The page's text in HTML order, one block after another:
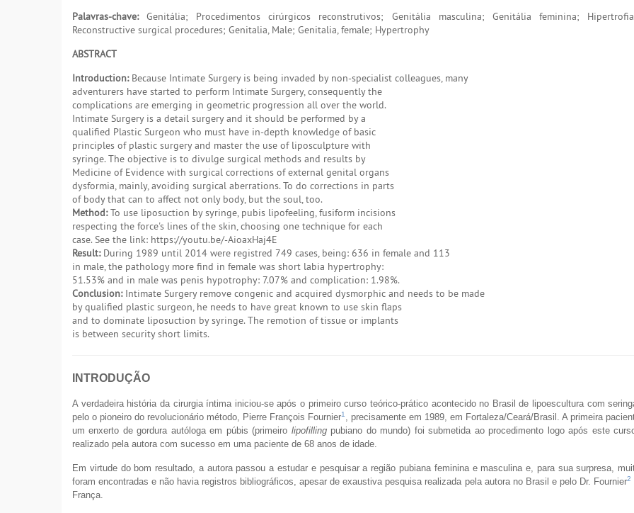
Palavras-chave:Genitália; Procedimentos cirúrgicos reconstrutivos; Genitália masculina; Genitália feminina;
Reconstructive surgical procedures; Genitalia, Male; Genitalia, female; Hypertrophy
ABSTRACT
Introduction:Because Intimate Surgery is being invaded by non-specialist colleagues, many
adventurers have started to perform Intimate Surgery, consequently the
complications are emerging in geometric progression all over the world.
Intimate Surgery is a detail surgery and it should be performed by a
qualified Plastic Surgeon who must have in-depth knowledge of basic
principles of plastic surgery and master the use of liposculpture with
syringe. The objective is to divulge surgical methods and results by
Medicine of Evidence with surgical corrections of external genital organs
dysformia, mainly, avoiding surgical aberrations. To do corrections in parts
of body that can to affect not only body, but the soul, too.
Method:To use liposuction by syringe, pubis lipofeeling, fusiform incisions
respecting the force's lines of the skin, choosing one technique for each
case. See the link: https://youtu.be/-AioaxHaj4E
Result:During 1989 until 2014 were registred 749 cases, being: 636 in female and 113
in male, the pathology more find in female was short labia hypertrophy:
51.53% and in male was penis hypotrophy: 7.07% and complication: 1.98%.
Conclusion:Intimate Surgery remove congenic and acquired dysmorphic and needs to be made
by qualified plastic surgeon, he needs to have great known to use skin flaps
and to dominate liposuction by syringe. The remotion of tissue or implants
is between security short limits.
INTRODUÇÃO
A verdadeira história da cirurgia íntima iniciou-se após o primeiro curso teórico-prático acontecido no Brasil de lipoescultura com
pelo o pioneiro do revolucionário método, Pierre François Fournier1, precisamente em 1989, em Fortaleza/Ceará/Brasil. A primeira
um enxerto de gordura autóloga em púbis (primeiro lipofillingpubiano do mundo) foi submetida ao procedimento logo após este
realizado pela autora com sucesso em uma paciente de 68 anos de idade.
Em virtude do bom resultado, a autora passou a estudar e pesquisar a região pubiana feminina e masculina e, para sua surpresa,
foram encontradas e não havia registros bibliográficos, apesar de exaustiva pesquisa realizada pela autora no Brasil e pelo Dr. Fournier2
França.